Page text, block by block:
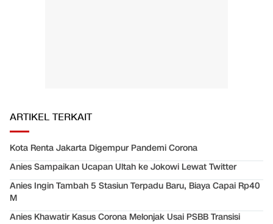
ARTIKEL TERKAIT
Kota Renta Jakarta Digempur Pandemi Corona
Anies Sampaikan Ucapan Ultah ke Jokowi Lewat Twitter
Anies Ingin Tambah 5 Stasiun Terpadu Baru, Biaya Capai Rp40
M
Anies Khawatir Kasus Corona Melonjak Usai PSBB Transisi